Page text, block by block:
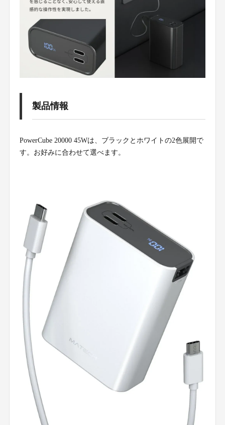
製品情報
PowerCube 20000 45Wは、ブラックとホワイトの2色展開で
す。お好みに合わせて選べます。